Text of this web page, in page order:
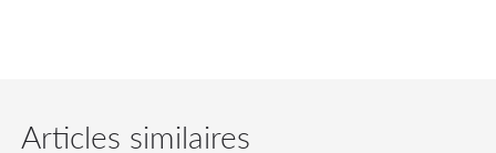
Articles similaires